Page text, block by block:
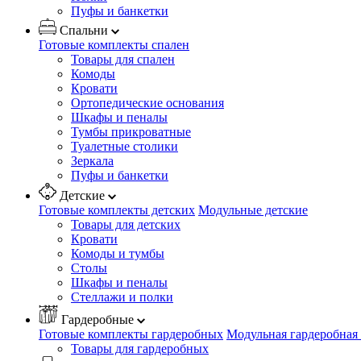
Пуфы и банкетки
Спальни
Готовые комплекты спален
Товары для спален
Комоды
Кровати
Ортопедические основания
Шкафы и пеналы
Тумбы прикроватные
Туалетные столики
Зеркала
Пуфы и банкетки
Детские
Готовые комплекты детских Модульные детские
Товары для детских
Кровати
Комоды и тумбы
Столы
Шкафы и пеналы
Стеллажи и полки
Гардеробные
Готовые комплекты гардеробных Модульная
Товары для гардеробных